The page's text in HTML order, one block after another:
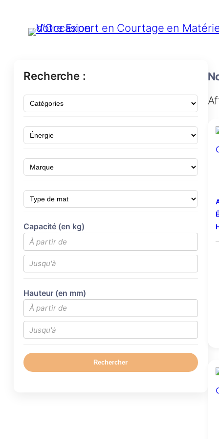
Recherche :
Capacité (en kg)
Hauteur (en mm)
Rechercher